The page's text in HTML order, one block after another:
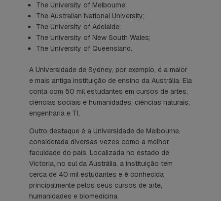
The University of Melbourne;
The Australian National University;
The University of Adelaide;
The University of New South Wales;
The University of Queensland.
A Universidade de Sydney, por exemplo, é a maior
e mais antiga instituição de ensino da Austrália. Ela
conta com 50 mil estudantes em cursos de artes,
ciências sociais e humanidades, ciências naturais,
engenharia e TI.
Outro destaque é a Universidade de Melbourne,
considerada diversas vezes como a melhor
faculdade do país. Localizada no estado de
Victoria, no sul da Austrália, a instituição tem
cerca de 40 mil estudantes e é conhecida
principalmente pelos seus cursos de arte,
humanidades e biomedicina.